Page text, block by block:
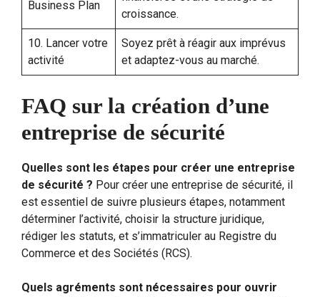
Business Plan
croissance.
10. Lancer votre
activité
Soyez prêt à réagir aux imprévus
et adaptez-vous au marché.
FAQ sur la création d’une
entreprise de sécurité
Quelles sont les étapes pour créer une entreprise
de sécurité ? Pour créer une entreprise de sécurité, il
est essentiel de suivre plusieurs étapes, notamment
déterminer l’activité, choisir la structure juridique,
rédiger les statuts, et s’immatriculer au Registre du
Commerce et des Sociétés (RCS).
Quels agréments sont nécessaires pour ouvrir